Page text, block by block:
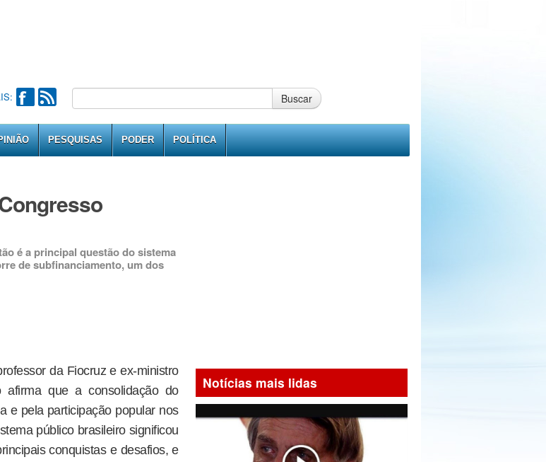
Buscar
PESQUISAS PODER POLÍTICA
é a principal questão do sistema
de subfinanciamento, um dos
da Fiocruz e ex-ministro
afirma que a consolidação do
e pela participação popular nos
público brasileiro significou
conquistas e desafios, e
Notícias mais lidas